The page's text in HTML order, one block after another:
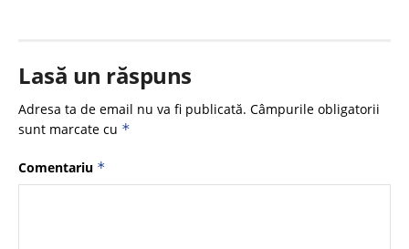
Lasă un răspuns
Adresa ta de email nu va fi publicată. Câmpurile obligatorii
sunt marcate cu *
Comentariu *